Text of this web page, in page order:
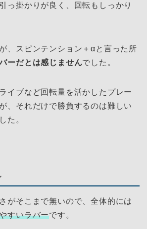
っ掛かりが良く、回転もしっかり
、スピンテンション＋αと言った所
ーだとは感じませんでした。
イブなど回転量を活かしたプレー
、それだけで勝負するのは難しい
た。
がそこまで無いので、全体的には
すいラバーです。